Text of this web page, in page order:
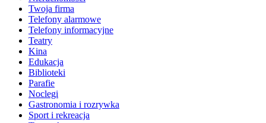
Twoja firma
Telefony alarmowe
Telefony informacyjne
Teatry
Kina
Edukacja
Biblioteki
Parafie
Noclegi
Gastronomia i rozrywka
Sport i rekreacja